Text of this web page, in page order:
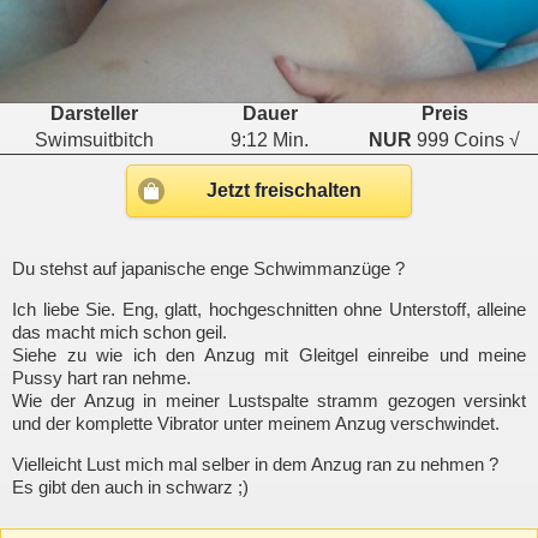
Darsteller Dauer
Preis
Swimsuitbitch
9:12 Min. NUR 999 Coins √
Jetzt freischalten
Du stehst auf japanische enge Schwimmanzüge ?
Ich liebe Sie. Eng, glatt, hochgeschnitten ohne Unterstoff, alleine
das macht mich schon geil.
Siehe zu wie ich den Anzug mit Gleitgel einreibe und meine
Pussy hart ran nehme.
Wie der Anzug in meiner Lustspalte stramm gezogen versinkt
und der komplette Vibrator unter meinem Anzug verschwindet.
Vielleicht Lust mich mal selber in dem Anzug ran zu nehmen ?
Es gibt den auch in schwarz ;)